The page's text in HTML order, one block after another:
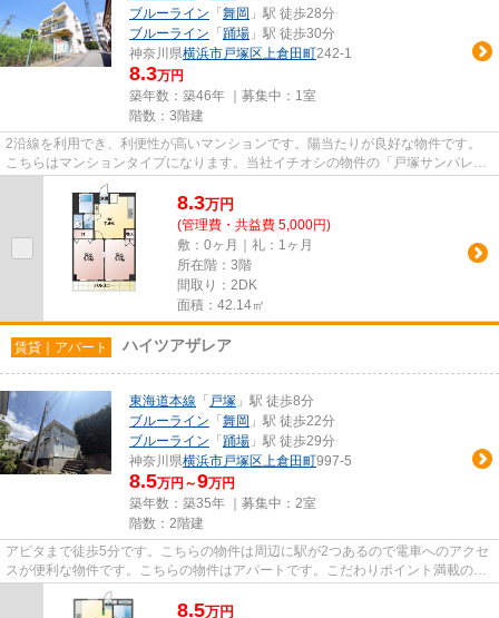
ブルーライン 「 舞岡 」駅 徒歩28分
ブルーライン 「 踊場 」駅 徒歩30分
神奈川県横浜市戸塚区上倉田町242-1
8.3万円
築年数：築46年 ｜募集中： 1室
階数：3階建
2沿線を利用でき、利便性が高いマンションです。陽当たりが良好な物件です。
こちらはマンションタイプになります。当社イチオシの物件の「戸塚サンパレ
ス」。ぜひ一度ご覧ください。当...
8.3万円
(管理費・共益費 5,000円)
敷：0ヶ月｜礼：1ヶ月
所在階：3階
間取り：2DK
面積：42.14㎡
賃貸｜アパート ハイツアザレア
東海道本線 「 戸塚 」駅 徒歩8分
ブルーライン 「 舞岡 」駅 徒歩22分
ブルーライン 「 踊場 」駅 徒歩29分
神奈川県横浜市戸塚区上倉田町997-5
8.5万円～9万円
築年数：築35年 ｜募集中： 2室
階数：2階建
アピタまで徒歩5分です。こちらの物件は周辺に駅が2つあるので電車へのアクセ
スが便利な物件です。こちらの物件はアパートです。こだわりポイント満載のハ
イツアザレア。できるだけ早...
8.5万円